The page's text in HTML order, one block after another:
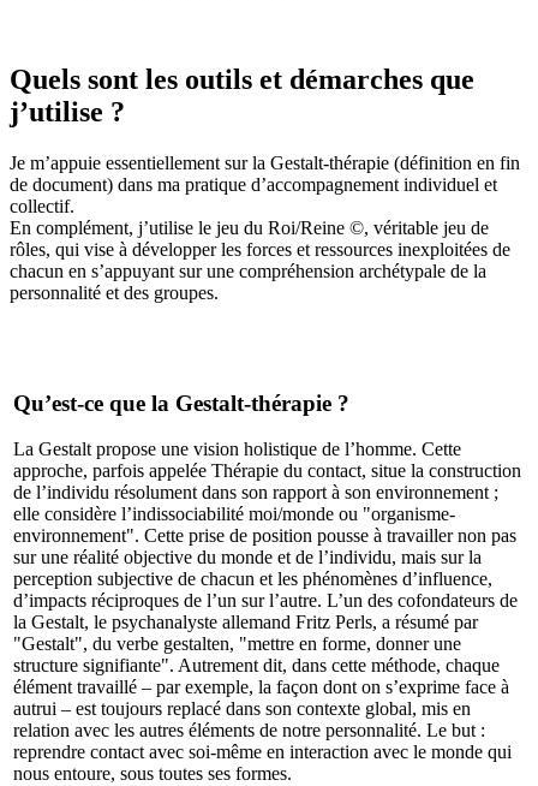
Quels sont les outils et démarches que
j’utilise ?
Je m’appuie essentiellement sur la Gestalt-thérapie (définition en fin
de document) dans ma pratique d’accompagnement individuel et
collectif.
En complément, j’utilise le jeu du Roi/Reine ©, véritable jeu de
rôles, qui vise à développer les forces et ressources inexploitées de
chacun en s’appuyant sur une compréhension archétypale de la
personnalité et des groupes.
Qu’est-ce que la Gestalt-thérapie ?
La Gestalt propose une vision holistique de l’homme. Cette
approche, parfois appelée Thérapie du contact, situe la construction
de l’individu résolument dans son rapport à son environnement ;
elle considère l’indissociabilité moi/monde ou "organisme-
environnement". Cette prise de position pousse à travailler non pas
sur une réalité objective du monde et de l’individu, mais sur la
perception subjective de chacun et les phénomènes d’influence,
d’impacts réciproques de l’un sur l’autre. L’un des cofondateurs de
la Gestalt, le psychanalyste allemand Fritz Perls, a résumé par
"Gestalt", du verbe gestalten, "mettre en forme, donner une
structure signifiante". Autrement dit, dans cette méthode, chaque
élément travaillé – par exemple, la façon dont on s’exprime face à
autrui – est toujours replacé dans son contexte global, mis en
relation avec les autres éléments de notre personnalité. Le but :
reprendre contact avec soi-même en interaction avec le monde qui
nous entoure, sous toutes ses formes.